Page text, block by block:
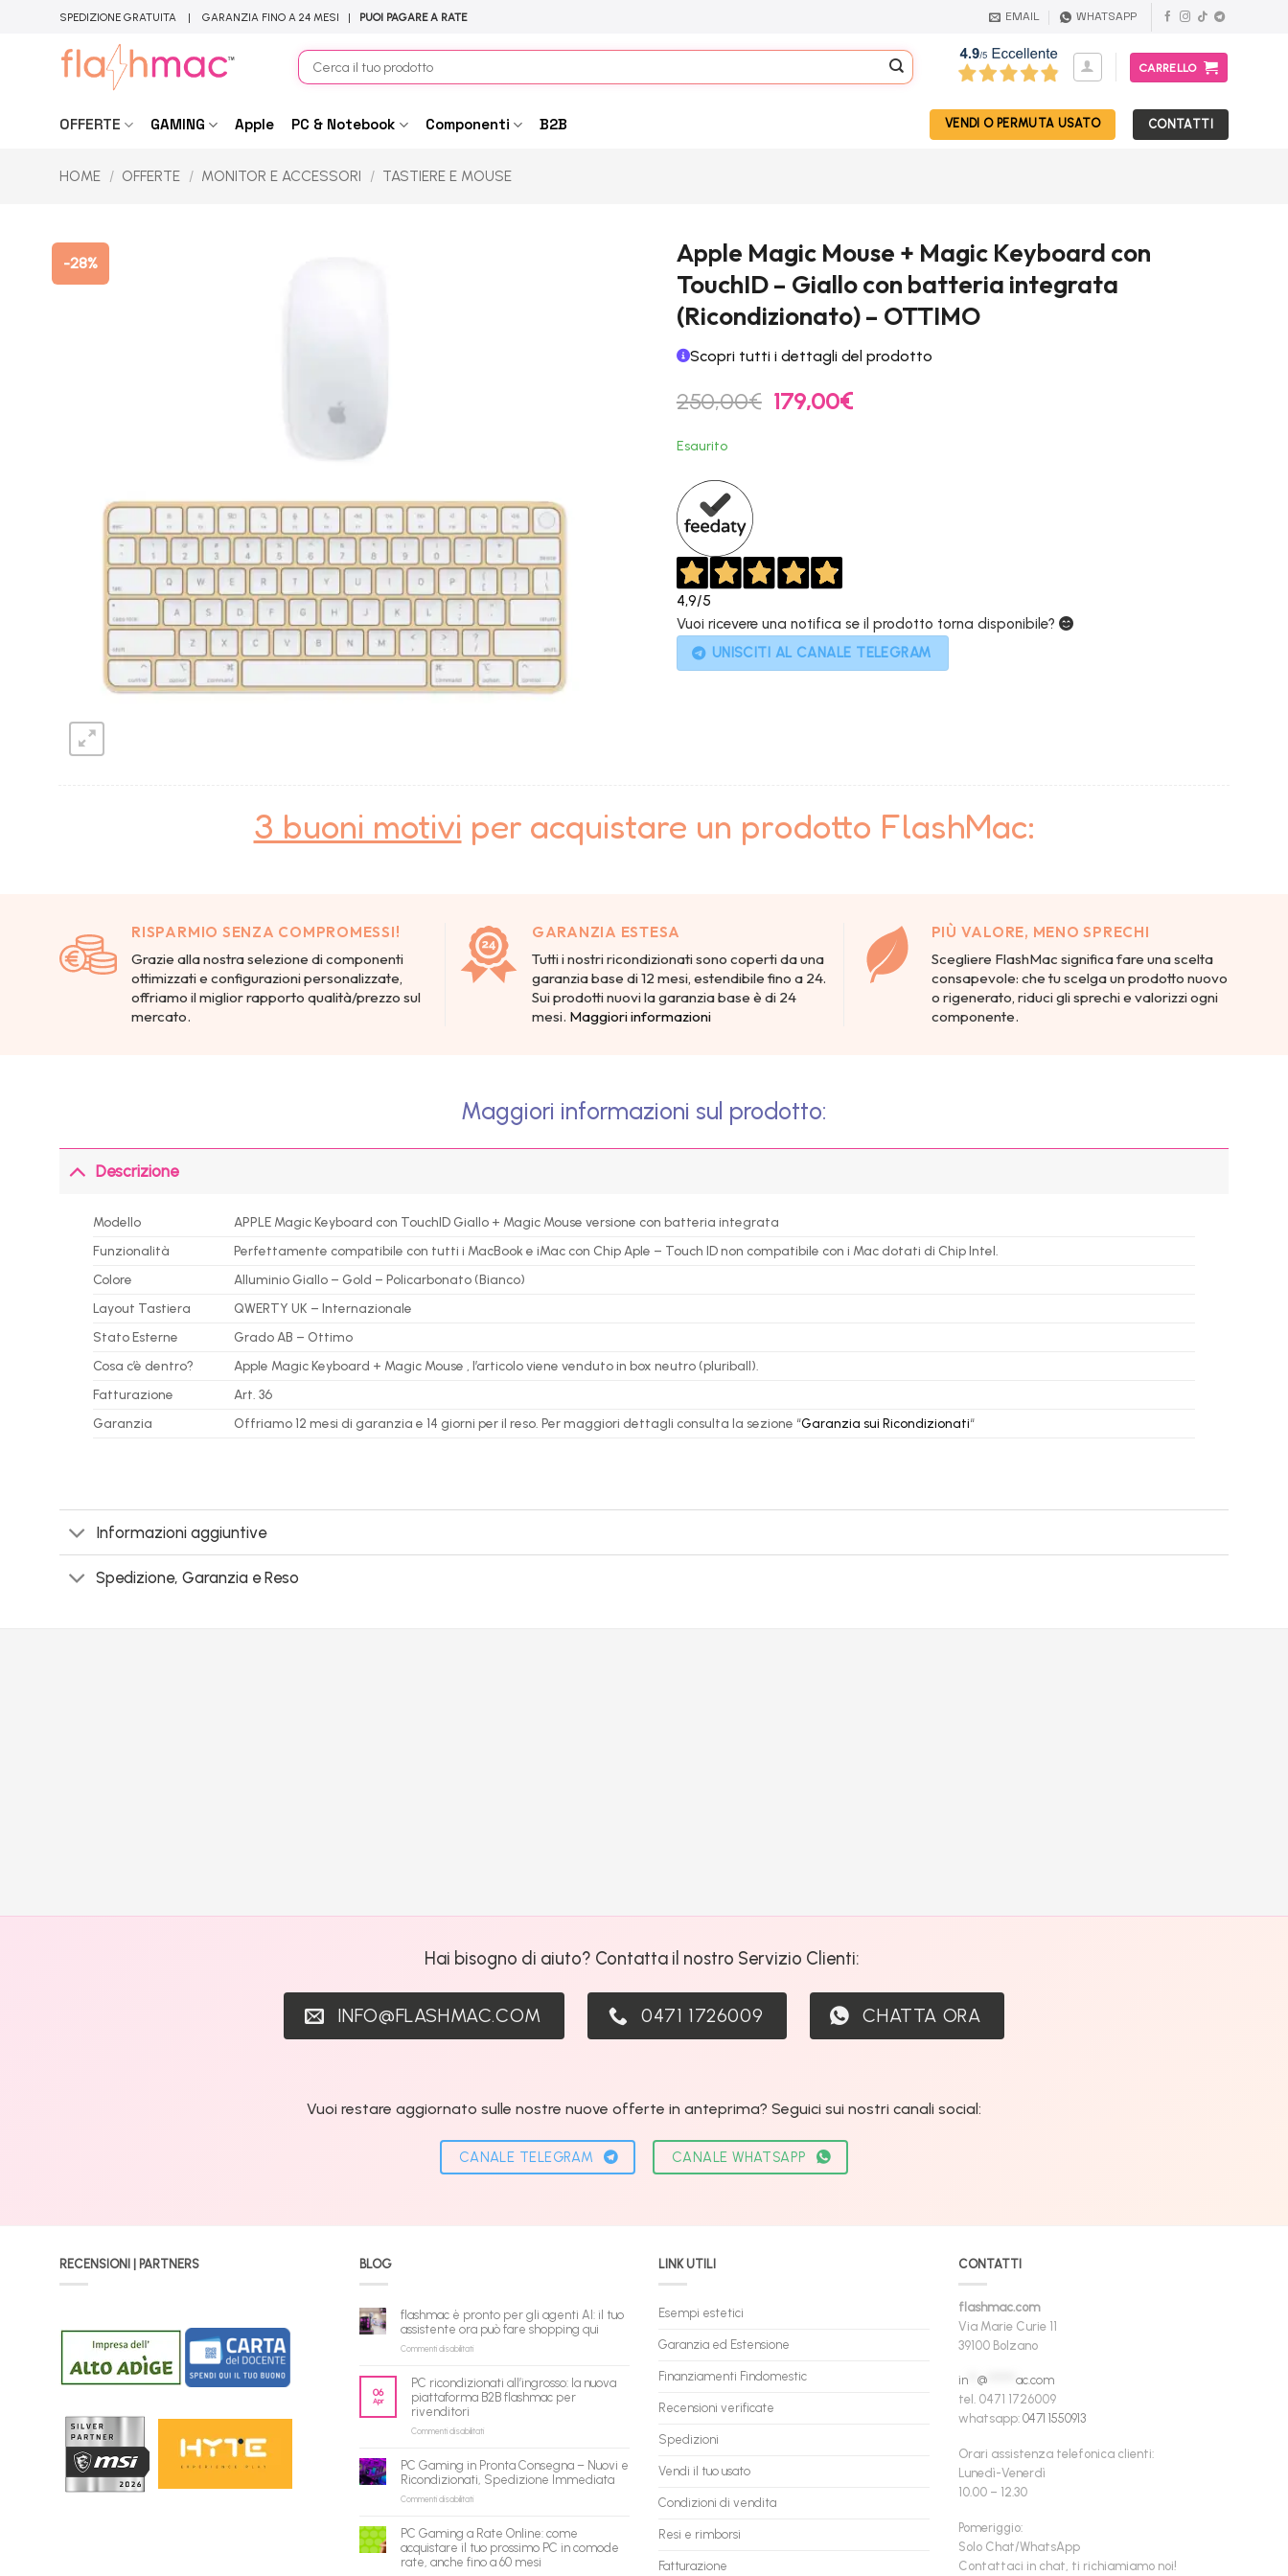
SPEDIZIONE GRATUITA | GARANZIA FINO A 24 MESI | PUOI PAGARE A RATE EMAIL WHATSAPP
Cerca:
CARRELLO
OFFERTE GAMING Apple PC & Notebook Componenti B2B VENDI O PERMUTA USATO CONTATTI
HOME / OFFERTE / MONITOR E ACCESSORI / TASTIERE E MOUSE
-28%
Apple Magic Mouse + Magic Keyboard con
TouchID – Giallo con batteria integrata
(Ricondizionato) – OTTIMO
Scopri tutti i dettagli del prodotto
250,00€ Il
prezzo
179,00€Il
prezzo
Esaurito
4,9/5
Vuoi ricevere una notifica se il prodotto torna disponibile?
UNISCITI AL CANALE TELEGRAM
3 buoni motivi per acquistare un prodotto FlashMac:
RISPARMIO SENZA COMPROMESSI!
Grazie alla nostra selezione di componenti
ottimizzati e configurazioni personalizzate,
offriamo il miglior rapporto qualità/prezzo sul
mercato.
GARANZIA ESTESA
Tutti i nostri ricondizionati sono coperti da una
garanzia base di 12 mesi, estendibile fino a 24.
Sui prodotti nuovi la garanzia base è di 24
mesi. Maggiori informazioni
PIÙ VALORE, MENO SPRECHI
Scegliere FlashMac significa fare una scelta
consapevole: che tu scelga un prodotto nuovo
o rigenerato, riduci gli sprechi e valorizzi ogni
componente.
Maggiori informazioni sul prodotto:
Descrizione
Modello
APPLE Magic Keyboard con TouchID Giallo + Magic Mouse versione con batteria integrata
Funzionalità
Perfettamente compatibile con tutti i MacBook e iMac con Chip Aple – Touch ID non compatibile con i Mac dotati di Chip Intel.
Colore
Alluminio Giallo – Gold – Policarbonato (Bianco)
Layout Tastiera
QWERTY UK – Internazionale
Stato Esterne
Grado AB – Ottimo
Cosa c’è dentro?
Apple Magic Keyboard + Magic Mouse , l’articolo viene venduto in box neutro (pluriball).
Fatturazione
Art. 36
Garanzia
Offriamo 12 mesi di garanzia e 14 giorni per il reso. Per maggiori dettagli consulta la sezione “Garanzia sui Ricondizionati“
Informazioni aggiuntive
Spedizione, Garanzia e Reso
Hai bisogno di aiuto? Contatta il nostro Servizio Clienti:
INFO@FLASHMAC.COM 0471 1726009 CHATTA ORA
Vuoi restare aggiornato sulle nostre nuove offerte in anteprima? Seguici sui nostri canali social:
CANALE TELEGRAM CANALE WHATSAPP
RECENSIONI | PARTNERS BLOG
flashmac è pronto per gli agenti AI: il tuo
assistente ora può fare shopping qui
Commenti disabilitatisu
pronto
per
agenti
tuo
assistente
shopping
qui
06
Apr
PC ricondizionati all’ingrosso: la nuova
piattaforma B2B flashmac per
rivenditori
Commenti disabilitatisu
all’ingrosso:
la
flashmac
per
rivenditori
PC Gaming in Pronta Consegna – Nuovi e
Ricondizionati, Spedizione Immediata
Commenti disabilitatisu
in
Pronta
Consegna
PC Gaming a Rate Online: come
acquistare il tuo prossimo PC in comode
rate, anche fino a 60 mesi
LINK UTILI
Esempi estetici
Garanzia ed Estensione
Finanziamenti Findomestic
Recensioni verificate
Spedizioni
Vendi il tuo usato
Condizioni di vendita
Resi e rimborsi
Fatturazione
CONTATTI
flashmac.com
Via Marie Curie 11
39100 Bolzano
in** @****** ac.com
tel. 0471 1726009
whatsapp: 0471 1550913
Orari assistenza telefonica clienti:
Lunedì-Venerdì
10.00 – 12.30
Pomeriggio:
Solo Chat/WhatsApp
Contattaci in chat, ti richiamiamo noi!